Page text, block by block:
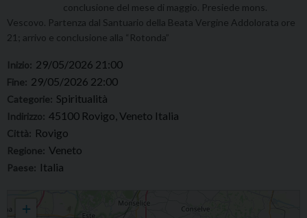
conclusione del mese di maggio. Presiede mons.
Vescovo. Partenza dal Santuario della Beata Vergine Addolorata ore
21; arrivo e conclusione alla “Rotonda”
Inizio: 29/05/2026 21:00
Fine: 29/05/2026 22:00
Categorie: Spiritualità
Indirizzo: 45100 Rovigo, Veneto Italia
Città: Rovigo
Regione: Veneto
Paese: Italia
+